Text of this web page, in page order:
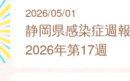
2026/05/01
静岡県感染症週報
2026年第17週